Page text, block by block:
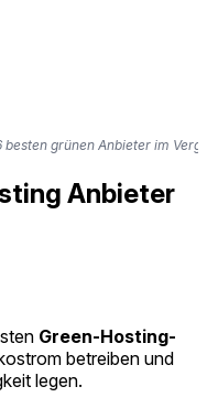
besten grünen Anbieter im
Anbieter
Green-Hosting-
betreiben und
legen.